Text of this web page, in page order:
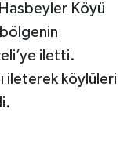
Köyü
iletti.
ileterek köylüleri